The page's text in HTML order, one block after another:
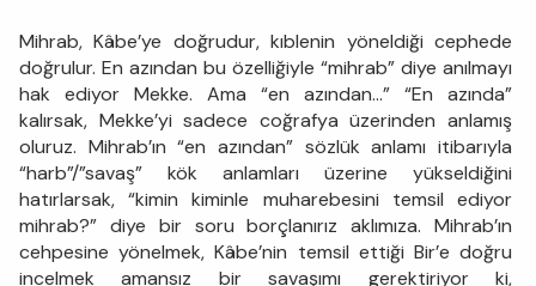
Mihrab, Kâbe’ye doğrudur, kıblenin yöneldiği cephede
doğrulur. En azından bu özelliğiyle “mihrab” diye anılmayı
hak ediyor Mekke. Ama “en azından...” “En azında”
kalırsak, Mekke’yi sadece coğrafya üzerinden anlamış
oluruz. Mihrab’ın “en azından” sözlük anlamı itibarıyla
“harb”/”savaş” kök anlamları üzerine yükseldiğini
hatırlarsak, “kimin kiminle muharebesini temsil ediyor
mihrab?” diye bir soru borçlanırız aklımıza. Mihrab’ın
cehpesine yönelmek, Kâbe’nin temsil ettiği Bir’e doğru
incelmek amansız bir savaşımı gerektiriyor ki,